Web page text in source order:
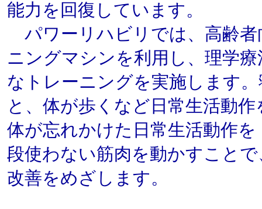
能力を回復しています。
パワーリハビリでは、高齢者
ニングマシンを利用し、理学
なトレーニングを実施します
と、体が歩くなど日常生活動
体が忘れかけた日常生活動作
段使わない筋肉を動かすこと
改善をめざします。